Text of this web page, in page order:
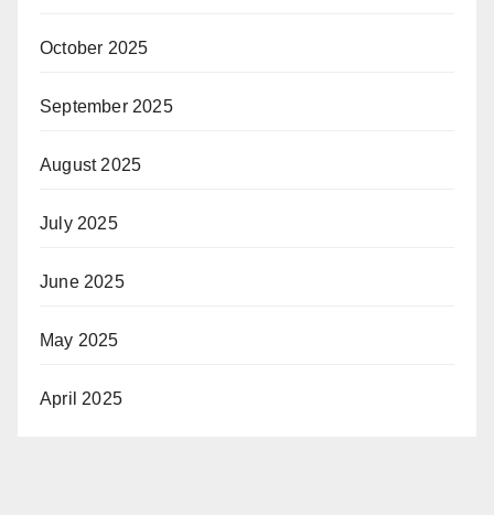
October 2025
September 2025
August 2025
July 2025
June 2025
May 2025
April 2025